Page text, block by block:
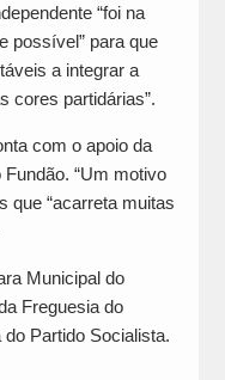
“foi na
possível” para que
a integrar a
cores partidárias”.
com o apoio da
“Um motivo
que “acarreta muitas
Municipal do
Freguesia do
Partido Socialista.